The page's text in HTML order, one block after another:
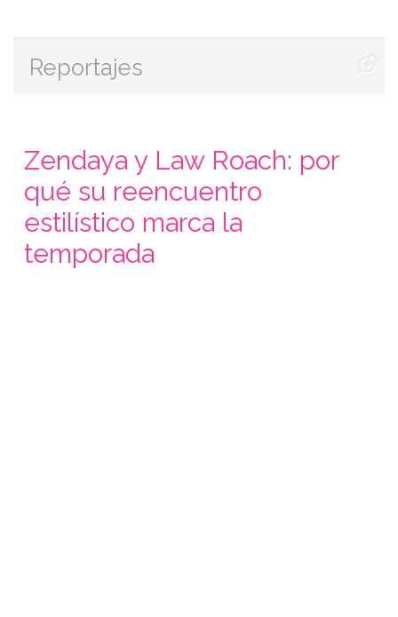
Reportajes
Zendaya y Law Roach: por
qué su reencuentro
estilístico marca la
temporada